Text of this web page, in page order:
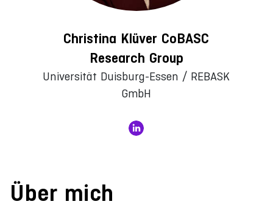
Christina Klüver CoBASC
Research Group
Universität Duisburg-Essen / REBASK
GmbH
Über mich